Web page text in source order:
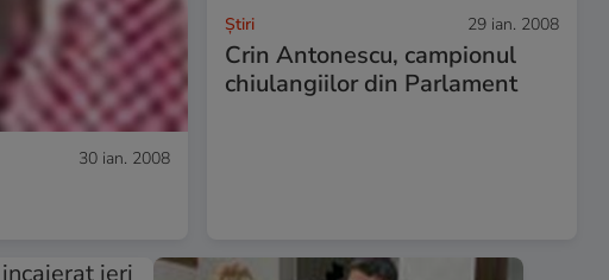
30 ian. 2008
Ştiri 29 ian. 2008
Crin Antonescu, campionul
chiulangiilor din Parlament